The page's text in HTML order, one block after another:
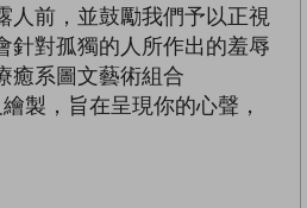
人前，並鼓勵我們予以正視
針對孤獨的人所作出的羞辱
癒系圖文藝術組合
製，旨在呈現你的心聲，